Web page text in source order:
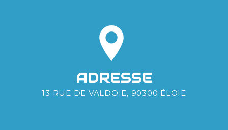
ADRESSE
13 RUE DE VALDOIE, 90300 ÉLOIE